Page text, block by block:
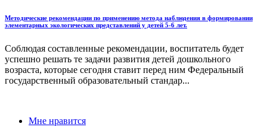
Методические рекомендации по применению метода наблюдения в формировании
элементарных экологических представлений у детей 5-6 лет.
Соблюдая составленные рекомендации, воспитатель будет
успешно решать те задачи развития детей дошкольного
возраста, которые сегодня ставит перед ним Федеральный
государственный образовательный стандар...
Мне нравится